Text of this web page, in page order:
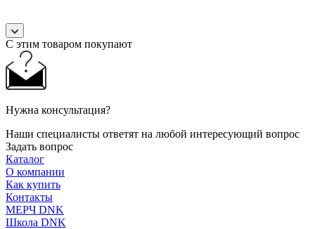
С этим товаром покупают
Нужна консультация?
Наши специалисты ответят на любой интересующий вопрос
Задать вопрос
Каталог
О компании
Как купить
Контакты
МЕРЧ DNK
Школа DNK